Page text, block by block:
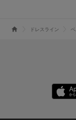
ドレスライン